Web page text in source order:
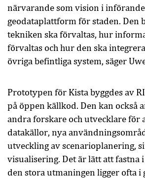
närvarande som vision i
geodataplattform för staden. Den
tekniken ska förvaltas, hur
förvaltas och hur den ska
övriga befintliga system, säger
Prototypen för Kista byggdes av
på öppen källkod. Den kan också
andra forskare och utvecklare för
datakällor, nya
utveckling av scenarioplanering,
visualisering. Det är lätt att fastna
den stora utmaningen ligger ofta i